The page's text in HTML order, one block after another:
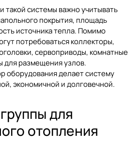
такой системы важно учитывать
покрытия, площадь
источника тепла. Помимо
потребоватьсяколлекторы,
сервоприводы, комнатные
для размещения узлов.
оборудования делает систему
экономичной и долговечной.
для
отопления